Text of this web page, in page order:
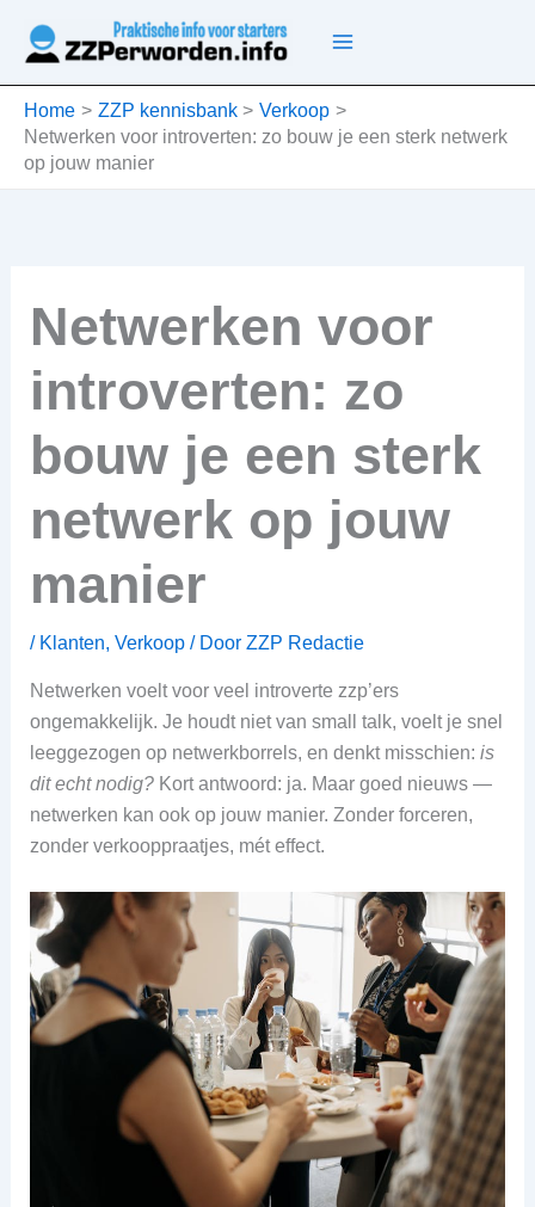
naar
inhoud
Home ZZP kennisbank
Verkoop
Netwerken voor introverten: zo bouw je een sterk netwerk
op jouw manier
Netwerken voor
introverten: zo
bouw je een sterk
netwerk op jouw
manier
/ Klanten, Verkoop/ Door ZZP Redactie
Netwerken voelt voor veel introverte zzp’ers
ongemakkelijk. Je houdt niet van small talk, voelt je snel
leeggezogen op netwerkborrels, en denkt misschien: is
dit echt nodig?Kort antwoord: ja. Maar goed nieuws —
netwerken kan ook op jouw manier. Zonder forceren,
zonder verkooppraatjes, mét effect.